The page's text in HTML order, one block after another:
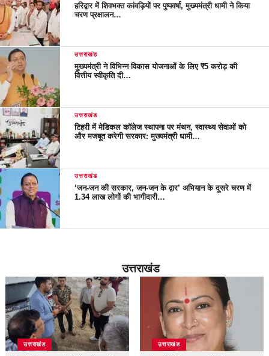
हरिद्वार में शिवभक्त कांवड़ियों पर पुष्पवर्षा, मुख्यमंत्री धामी ने किया
चरण प्रक्षालन…
उत्तराखंड
मुख्यमंत्री ने विभिन्न विकास योजनाओं के लिए ₹5 करोड़ की
वित्तीय स्वीकृति दी…
उत्तराखंड
टिहरी में मेडिकल कॉलेज स्थापना पर मंथन, स्वास्थ्य सेवाओं को
और मजबूत करेगी सरकार: मुख्यमंत्री धामी…
उत्तराखंड
‘जन-जन की सरकार, जन-जन के द्वार’ अभियान के दूसरे चरण में
1.34 लाख लोगों की भागीदारी…
उत्तराखंड
उत्तराखंड उत्तराखंड